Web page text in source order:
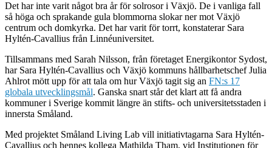
Det har inte varit något bra år för solrosor i Växjö. De i vanliga fall
så höga och sprakande gula blommorna slokar ner mot Växjö
centrum och domkyrka. Det har varit för torrt, konstaterar Sara
Hyltén-Cavallius från Linnéuniversitet.
Tillsammans med Sarah Nilsson, från företaget Energikontor Sydost,
har Sara Hyltén-Cavallius och Växjö kommuns hållbarhetschef Julia
Ahlrot mött upp för att tala om hur Växjö tagit sig an FN:s 17
globala utvecklingsmål. Ganska snart står det klart att få andra
kommuner i Sverige kommit längre än stifts- och universitetsstaden i
innersta Småland.
Med projektet Småland Living Lab vill initiativtagarna Sara Hyltén-
Cavallius och hennes kollega Mathilda Tham, vid Institutionen för